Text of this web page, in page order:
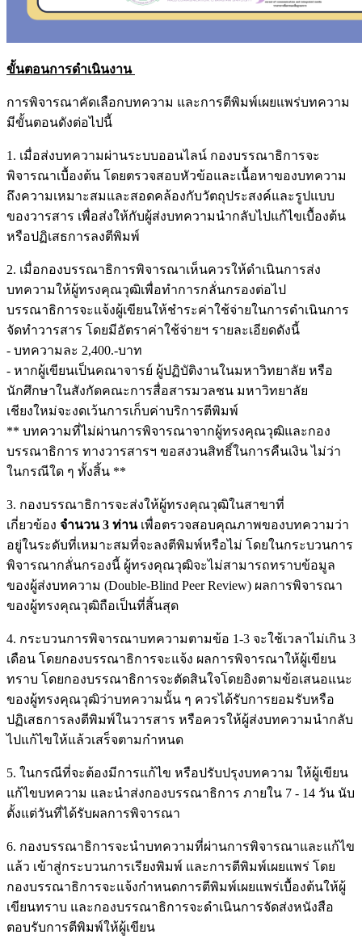
ขั้นตอนการดำเนินงาน
การพิจารณาคัดเลือกบทความ และการตีพิมพ์เผยแพร่บทความ
มีขั้นตอนดังต่อไปนี้
1. เมื่อส่งบทความผ่านระบบออนไลน์ กองบรรณาธิการจะ
พิจารณาเบื้องต้น โดยตรวจสอบหัวข้อและเนื้อหาของบทความ
ถึงความเหมาะสมและสอดคล้องกับวัตถุประสงค์และรูปแบบ
ของวารสาร เพื่อส่งให้กับผู้ส่งบทความนำกลับไปแก้ไขเบื้องต้น
หรือปฏิเสธการลงตีพิมพ์
2. เมื่อกองบรรณาธิการพิจารณาเห็นควรให้ดำเนินการส่ง
บทความให้ผู้ทรงคุณวุฒิเพื่อทำการกลั่นกรองต่อไป
บรรณาธิการจะแจ้งผู้เขียนให้ชำระค่าใช้จ่ายในการดำเนินการ
จัดทำวารสาร โดยมีอัตราค่าใช้จ่ายฯ รายละเอียดดังนี้
- บทความละ 2,400.-บาท
- หากผู้เขียนเป็นคณาจารย์ ผู้ปฏิบัติงานในมหาวิทยาลัย หรือ
นักศึกษาในสังกัดคณะการสื่อสารมวลชน มหาวิทยาลัย
เชียงใหม่จะงดเว้นการเก็บค่าบริการตีพิมพ์
** บทความที่ไม่ผ่านการพิจารณาจากผู้ทรงคุณวุฒิและกอง
บรรณาธิการ ทางวารสารฯ ขอสงวนสิทธิ์ในการคืนเงิน ไม่ว่า
ในกรณีใด ๆ ทั้งสิ้น **
3. กองบรรณาธิการจะส่งให้ผู้ทรงคุณวุฒิในสาขาที่
เกี่ยวข้อง จำนวน 3 ท่านเพื่อตรวจสอบคุณภาพของบทความว่า
อยู่ในระดับที่เหมาะสมที่จะลงตีพิมพ์หรือไม่ โดยในกระบวนการ
พิจารณากลั่นกรองนี้ ผู้ทรงคุณวุฒิจะไม่สามารถทราบข้อมูล
ของผู้ส่งบทความ (Double-Blind Peer Review) ผลการพิจารณา
ของผู้ทรงคุณวุฒิถือเป็นที่สิ้นสุด
4. กระบวนการพิจารณาบทความตามข้อ 1-3 จะใช้เวลาไม่เกิน 3
เดือน โดยกองบรรณาธิการจะแจ้ง ผลการพิจารณาให้ผู้เขียน
ทราบ โดยกองบรรณาธิการจะตัดสินใจโดยอิงตามข้อเสนอแนะ
ของผู้ทรงคุณวุฒิว่าบทความนั้น ๆ ควรได้รับการยอมรับหรือ
ปฏิเสธการลงตีพิมพ์ในวารสาร หรือควรให้ผู้ส่งบทความนำกลับ
ไปแก้ไขให้แล้วเสร็จตามกำหนด
5. ในกรณีที่จะต้องมีการแก้ไข หรือปรับปรุงบทความ ให้ผู้เขียน
แก้ไขบทความ และนำส่งกองบรรณาธิการ ภายใน 7 - 14 วัน นับ
ตั้งแต่วันที่ได้รับผลการพิจารณา
6. กองบรรณาธิการจะนำบทความที่ผ่านการพิจารณาและแก้ไข
แล้ว เข้าสู่กระบวนการเรียงพิมพ์ และการตีพิมพ์เผยแพร่ โดย
กองบรรณาธิการจะแจ้งกำหนดการตีพิมพ์เผยแพร่เบื้องต้นให้ผู้
เขียนทราบ และกองบรรณาธิการจะดำเนินการจัดส่งหนังสือ
ตอบรับการตีพิมพ์ให้ผู้เขียน